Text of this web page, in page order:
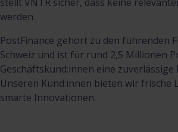
werden.
PostFinance gehört zu den führenden
Schweiz und ist für rund 2,5 Millionen
Geschäftskund:innen eine
Unseren Kund:innen bieten wir frische
smarte Innovationen.